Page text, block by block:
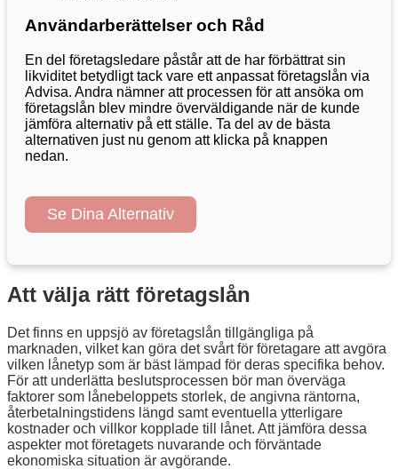
Användarberättelser och Råd
En del företagsledare påstår att de har förbättrat sin
likviditet betydligt tack vare ett anpassat företagslån via
Advisa. Andra nämner att processen för att ansöka om
företagslån blev mindre överväldigande när de kunde
jämföra alternativ på ett ställe. Ta del av de bästa
alternativen just nu genom att klicka på knappen
nedan.
Se Dina Alternativ
Att välja rätt företagslån
Det finns en uppsjö av företagslån tillgängliga på
marknaden, vilket kan göra det svårt för företagare att avgöra
vilken lånetyp som är bäst lämpad för deras specifika behov.
För att underlätta beslutsprocessen bör man överväga
faktorer som lånebeloppets storlek, de angivna räntorna,
återbetalningstidens längd samt eventuella ytterligare
kostnader och villkor kopplade till lånet. Att jämföra dessa
aspekter mot företagets nuvarande och förväntade
ekonomiska situation är avgörande.